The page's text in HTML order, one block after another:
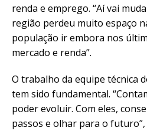
renda e emprego. “Aí vai
região perdeu muito espaço
população ir embora nos
mercado e renda”.
O trabalho da equipe técnica
tem sido fundamental.
poder evoluir. Com eles,
passos e olhar para o futuro”,